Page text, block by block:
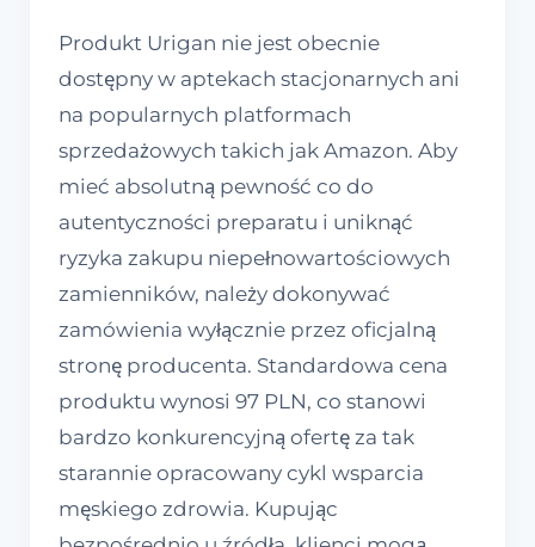
Produkt Urigan nie jest obecnie
dostępny w aptekach stacjonarnych ani
na popularnych platformach
sprzedażowych takich jak Amazon. Aby
mieć absolutną pewność co do
autentyczności preparatu i uniknąć
ryzyka zakupu niepełnowartościowych
zamienników, należy dokonywać
zamówienia wyłącznie przez oficjalną
stronę producenta. Standardowa cena
produktu wynosi 97 PLN, co stanowi
bardzo konkurencyjną ofertę za tak
starannie opracowany cykl wsparcia
męskiego zdrowia. Kupując